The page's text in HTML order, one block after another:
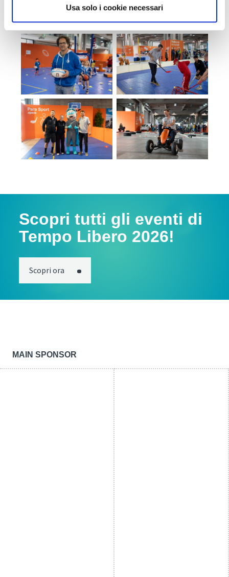
Usa solo i cookie necessari
Scopri tutti gli eventi di
Tempo Libero 2026!
Scopri ora
MAIN SPONSOR